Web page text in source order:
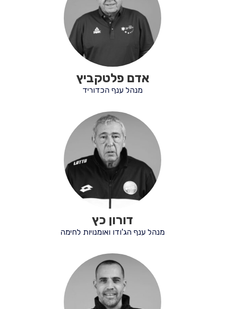
אדם פלטקביץ
מנהל ענף הכדוריד
דורון כץ
מנהל ענף הג'ודו ואומנויות לחימה